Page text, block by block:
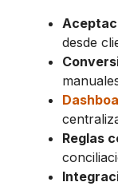
desde
Reglas